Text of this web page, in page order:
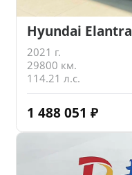
Hyundai Elantra
2021 г.
29800 км.
114.21 л.с.
1 488 051 ₽